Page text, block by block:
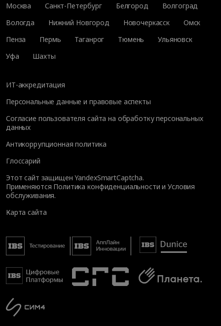
Москва
Санкт-Петербург Белгород
Волгоград
Вологда
Нижний Новгород Новочеркасск
Омск
Пенза
Пермь Таганрог Тюмень
Ульяновск
Уфа
Шахты
ИТ-аккредитация
Персональные данные и правовые аспекты
Согласие пользователя сайта на обработку персональных
данных
Антикоррупционная политика
Глоссарий
Этот сайт защищен YandexSmartCaptcha.
Применяются Политика конфиденциальности иУсловия
обслуживания.
Карта сайта